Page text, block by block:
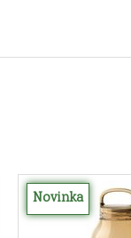
Novinka